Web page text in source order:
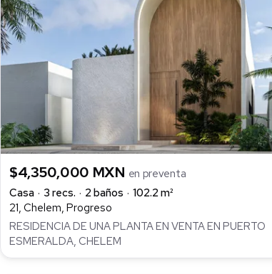
$4,350,000 MXN en preventa
Casa
3 recs. 2 baños
102.2 m²
21, Chelem, Progreso
RESIDENCIA DE UNA PLANTA EN VENTA EN PUERTO
ESMERALDA, CHELEM